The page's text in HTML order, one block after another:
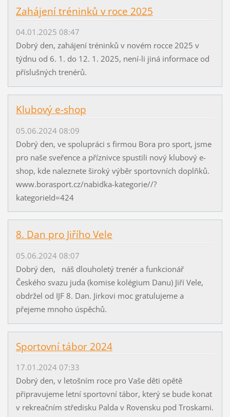
Zahájení tréninků v roce 2025
04.01.2025 08:47
Dobrý den, zahájení tréninků v novém rocce 2025 v
týdnu od 6. 1. do 12. 1. 2025, není-li jiná informace od
příslušných trenérů.
Klubový e-shop
05.06.2024 08:09
Dobrý den, ve spolupráci s firmou Bora pro sport, jsme
pro naše sveřence a příznivce spustili nový klubový e-
shop, kde naleznete široký výběr sportovních doplňků.
www.borasport.cz/nabidka-kategorie//?
kategorieId=424
8. Dan pro Jiřího Vele
05.06.2024 08:07
Dobrý den, náš dlouholetý trenér a funkcionář
Českého svazu juda (komise kolégium Danu) Jiří Vele,
obdržel od IJF 8. Dan. Jirkovi moc gratulujeme a
přejeme mnoho úspěchů.
Sportovní tábor 2024
17.01.2024 07:33
Dobrý den, v letošním roce pro Vaše děti opětě
připravujeme letní sportovní tábor, který se bude konat
v rekreačním středisku Palda v Rovensku pod Troskami.